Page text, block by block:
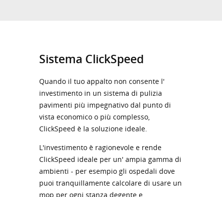
Sistema ClickSpeed
Quando il tuo appalto non consente l'
investimento in un sistema di pulizia
pavimenti più impegnativo dal punto di
vista economico o più complesso,
ClickSpeed è la soluzione ideale.
L'investimento è ragionevole e rende
ClickSpeed ideale per un' ampia gamma di
ambienti - per esempio gli ospedali dove
puoi tranquillamente calcolare di usare un
mop per ogni stanza degente e